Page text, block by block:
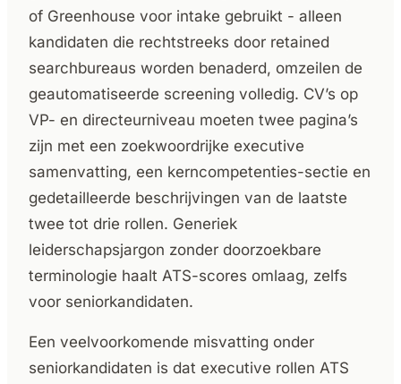
of Greenhouse voor intake gebruikt - alleen
kandidaten die rechtstreeks door retained
searchbureaus worden benaderd, omzeilen de
geautomatiseerde screening volledig. CV’s op
VP- en directeurniveau moeten twee pagina’s
zijn met een zoekwoordrijke executive
samenvatting, een kerncompetenties-sectie en
gedetailleerde beschrijvingen van de laatste
twee tot drie rollen. Generiek
leiderschapsjargon zonder doorzoekbare
terminologie haalt ATS-scores omlaag, zelfs
voor seniorkandidaten.
Een veelvoorkomende misvatting onder
seniorkandidaten is dat executive rollen ATS